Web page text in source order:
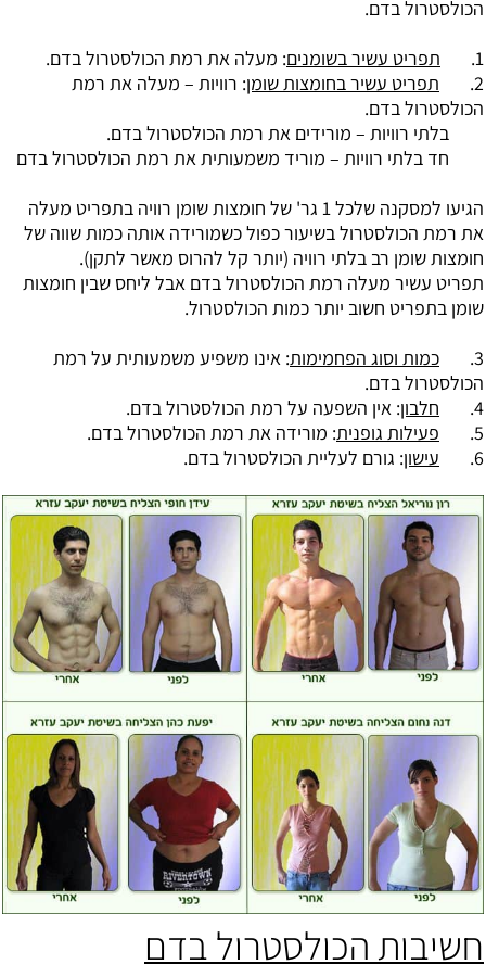
הכולסטרול בדם.
1.
תפריט עשיר בשומנים: מעלה את רמת הכולסטרול בדם.
2.
תפריט עשיר בחומצות שומן: רוויות – מעלה את רמת
הכולסטרול בדם.
בלתי רוויות – מורידים את רמת הכולסטרול בדם.
חד בלתי רוויות – מוריד משמעותית את רמת הכולסטרול בדם
הגיעו למסקנה שלכל 1 גר' של חומצות שומן רוויה בתפריט מעלה
את רמת הכולסטרול בשיעור כפול כשמורידה אותה כמות שווה של
חומצות שומן רב בלתי רוויה (יותר קל להרוס מאשר לתקן).
תפריט עשיר מעלה רמת הכולסטרול בדם אבל ליחס שבין חומצות
שומן בתפריט חשוב יותר כמות הכולסטרול.
3.
כמות וסוג הפחמימות: אינו משפיע משמעותית על רמת
הכולסטרול בדם.
4.
חלבון: אין השפעה על רמת הכולסטרול בדם.
5.
פעילות גופנית: מורידה את רמת הכולסטרול בדם.
6.
עישון: גורם לעליית הכולסטרול בדם.
חשיבות הכולסטרול בדם